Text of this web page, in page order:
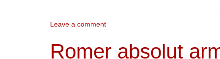
Leave a comment
Romer absolut